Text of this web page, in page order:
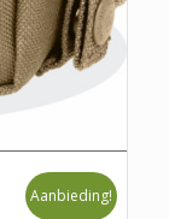
Aanbieding!